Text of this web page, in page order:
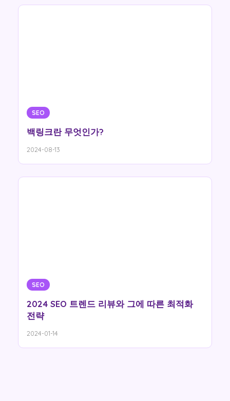
SEO
백링크란 무엇인가?
2024-08-13
SEO
2024 SEO 트렌드 리뷰와 그에 따른 최적화
전략
2024-01-14